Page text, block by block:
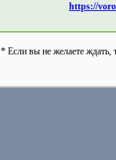
https://
* Если вы не желаете ждать,